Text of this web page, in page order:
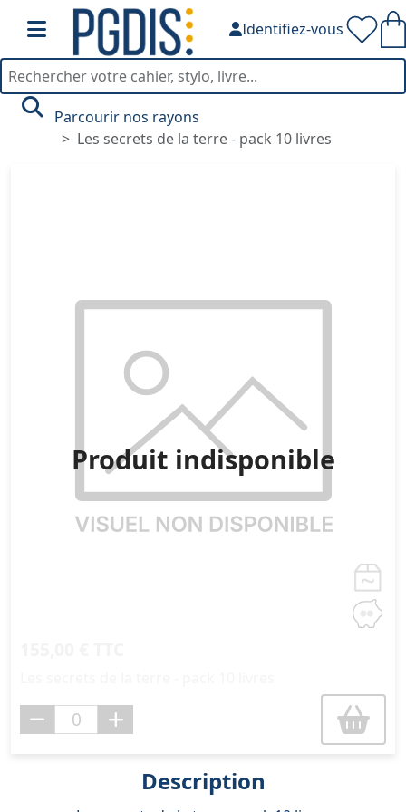
Identifiez-vous
Parcourir nos rayons
Les secrets de la terre - pack 10 livres
Produit indisponible
Description